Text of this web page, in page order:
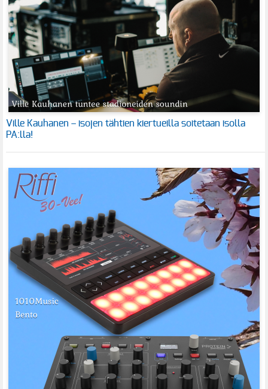
Ville Kauhanen – isojen tähtien kiertueilla soitetaan isolla
PA:lla!